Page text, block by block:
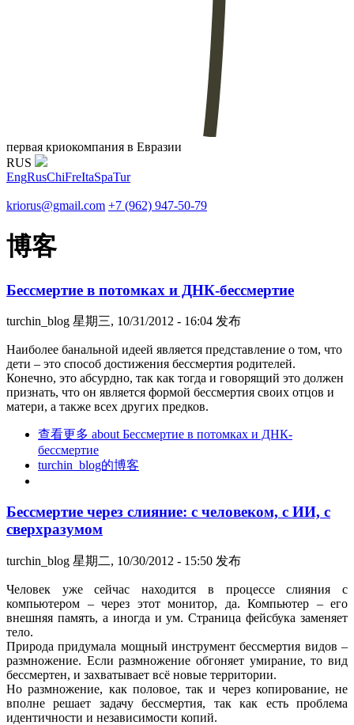
первая криокомпания в Евразии
RUS
EngRusChiFreItaSpaTur
kriorus@gmail.com +7 (962) 947-50-79
博客
Бессмертие в потомках и ДНК-бессмертие
turchin_blog 星期三, 10/31/2012 - 16:04 发布
Наиболее банальной идеей является представление о том, что
дети – это способ достижения бессмертия родителей.
Конечно, это абсурдно, так как тогда и говорящий это должен
признать, что он является формой бессмертия своих отцов и
матери, а также всех других предков.
查看更多 about Бессмертие в потомках и ДНК-
бессмертие
turchin_blog的博客
Бессмертие через слияние: с человеком, с ИИ, с
сверхразумом
turchin_blog 星期二, 10/30/2012 - 15:50 发布
Человек уже сейчас находится в процессе слияния с
компьютером – через этот монитор, да. Компьютер – его
внешняя память, а иногда и ум. Страница фейсбука заменяет
тело.
Природа придумала мощный инструмент бессмертия видов –
размножение. Если размножение обгоняет умирание, то вид
бессмертен, и захватывает всё новые территории.
Но размножение, как половое, так и через копирование, не
вполне решает задачу бессмертия, так как есть проблема
идентичности и независимости копий.